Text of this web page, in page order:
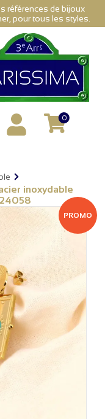
références de bijoux
pour tous les styles.
0
inoxydable
PROMO